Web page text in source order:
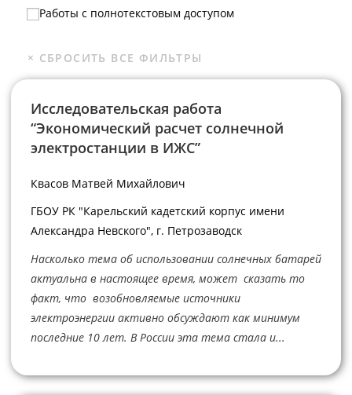
Работы с полнотекстовым доступом
Исследовательская работа
“Экономический расчет солнечной
электростанции в ИЖС”
Квасов Матвей Михайлович
ГБОУ РК "Карельский кадетский корпус имени
Александра Невского", г. Петрозаводск
Насколько тема об использовании солнечных батарей
актуальна в настоящее время, может сказать то
факт, что возобновляемые источники
электроэнергии активно обсуждают как минимум
последние 10 лет. В России эта тема стала и...